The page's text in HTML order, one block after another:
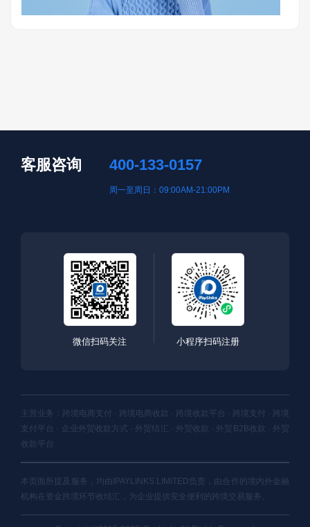
客服咨询 400-133-0157
周一至周日：09:00AM-21:00PM
微信扫码关注 小程序扫码注册
主营业务：跨境电商支付 · 跨境电商收款 · 跨境收款平台 · 跨境支付 · 跨境
支付平台 · 企业外贸收款方式 · 外贸结汇 · 外贸收款 · 外贸B2B收款 · 外贸
收款平台
本页面所提及服务，均由IPAYLINKS LIMITED负责，由合作的境内外金融
机构在资金跨境环节收结汇，为企业提供安全便利的跨境交易服务。